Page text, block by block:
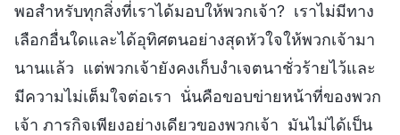
พอสำหรับทุกสิ่งที่เราได้มอบให้พวกเจ้า? เราไม่มีทาง
เลือกอื่นใดและได้อุทิศตนอย่างสุดหัวใจให้พวกเจ้ามา
นานแล้ว แต่พวกเจ้ายังคงเก็บงำเจตนาชั่วร้ายไว้และ
มีความไม่เต็มใจต่อเรา นั่นคือขอบข่ายหน้าที่ของพวก
เจ้า ภารกิจเพียงอย่างเดียวของพวกเจ้า มันไม่ได้เป็น